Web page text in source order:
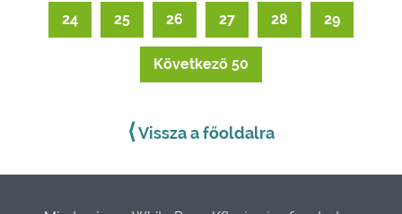
24 25 26 27 28 29
Következő 50
⟨Vissza a főoldalra